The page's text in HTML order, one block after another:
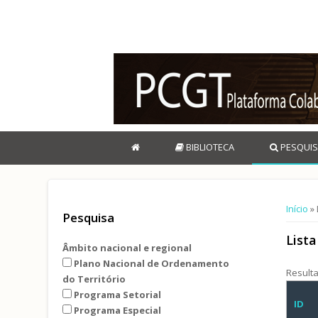
BIBLIOTECA
Está
Início »
ID
Pesquisa
Âmbito nacional e regional
Plano Nacional de Ordenamento
do Território
Programa Setorial
Programa Especial